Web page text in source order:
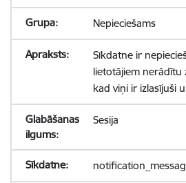
Nepieciešams
Sīkdatne ir
lietotājiem nerādītu
kad viņi ir izlasījuši
Sesija